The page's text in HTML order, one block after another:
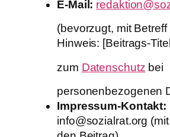
E-Mail:
(bevorzugt, mit Betreff
Hinweis: [Beitrags-
zum Datenschutz bei
personenbezogenen
Impressum-Kontakt:
info@sozialrat.org